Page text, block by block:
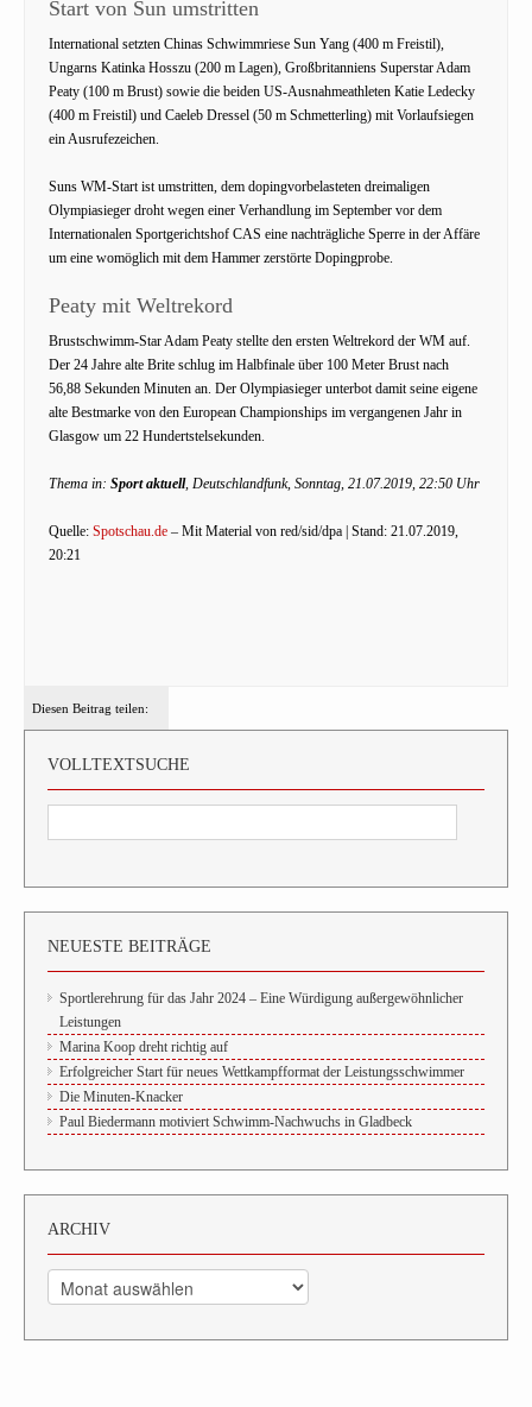
Start von Sun umstritten
International setzten Chinas Schwimmriese Sun Yang (400 m Freistil),
Ungarns Katinka Hosszu (200 m Lagen), Großbritanniens Superstar Adam
Peaty (100 m Brust) sowie die beiden US-Ausnahmeathleten Katie Ledecky
(400 m Freistil) und Caeleb Dressel (50 m Schmetterling) mit Vorlaufsiegen
ein Ausrufezeichen.
Suns WM-Start ist umstritten, dem dopingvorbelasteten dreimaligen
Olympiasieger droht wegen einer Verhandlung im September vor dem
Internationalen Sportgerichtshof CAS eine nachträgliche Sperre in der Affäre
um eine womöglich mit dem Hammer zerstörte Dopingprobe.
Peaty mit Weltrekord
Brustschwimm-Star Adam Peaty stellte den ersten Weltrekord der WM auf.
Der 24 Jahre alte Brite schlug im Halbfinale über 100 Meter Brust nach
56,88 Sekunden Minuten an. Der Olympiasieger unterbot damit seine eigene
alte Bestmarke von den European Championships im vergangenen Jahr in
Glasgow um 22 Hundertstelsekunden.
Thema in: Sport aktuell, Deutschlandfunk, Sonntag, 21.07.2019, 22:50 Uhr
Quelle: Spotschau.de – Mit Material von red/sid/dpa | Stand: 21.07.2019,
20:21
Diesen Beitrag teilen:
VOLLTEXTSUCHE
NEUESTE BEITRÄGE
Sportlerehrung für das Jahr 2024 – Eine Würdigung außergewöhnlicher
Leistungen
Marina Koop dreht richtig auf
Erfolgreicher Start für neues Wettkampfformat der Leistungsschwimmer
Die Minuten-Knacker
Paul Biedermann motiviert Schwimm-Nachwuchs in Gladbeck
ARCHIV
Archiv